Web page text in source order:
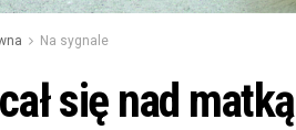
Na sygnale
się nad matką